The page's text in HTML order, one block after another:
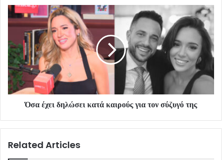
Όσα έχει δηλώσει κατά καιρούς για τον σύζυγό της
Related Articles